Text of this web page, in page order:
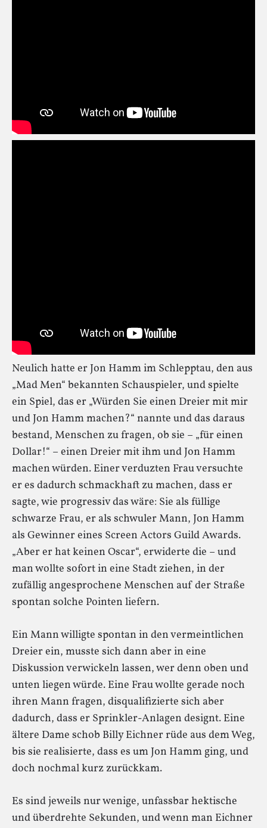
Neulich hatte er Jon Hamm im Schlepptau, den aus
„Mad Men“ bekannten Schauspieler, und spielte
ein Spiel, das er „Würden Sie einen Dreier mit mir
und Jon Hamm machen?“ nannte und das daraus
bestand, Menschen zu fragen, ob sie – „für einen
Dollar!“ – einen Dreier mit ihm und Jon Hamm
machen würden. Einer verduzten Frau versuchte
er es dadurch schmackhaft zu machen, dass er
sagte, wie progressiv das wäre: Sie als füllige
schwarze Frau, er als schwuler Mann, Jon Hamm
als Gewinner eines Screen Actors Guild Awards.
„Aber er hat keinen Oscar“, erwiderte die – und
man wollte sofort in eine Stadt ziehen, in der
zufällig angesprochene Menschen auf der Straße
spontan solche Pointen liefern.
Ein Mann willigte spontan in den vermeintlichen
Dreier ein, musste sich dann aber in eine
Diskussion verwickeln lassen, wer denn oben und
unten liegen würde. Eine Frau wollte gerade noch
ihren Mann fragen, disqualifizierte sich aber
dadurch, dass er Sprinkler-Anlagen designt. Eine
ältere Dame schob Billy Eichner rüde aus dem Weg,
bis sie realisierte, dass es um Jon Hamm ging, und
doch nochmal kurz zurückkam.
Es sind jeweils nur wenige, unfassbar hektische
und überdrehte Sekunden, und wenn man Eichner